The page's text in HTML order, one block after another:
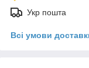
Укр пошта
Всі умови